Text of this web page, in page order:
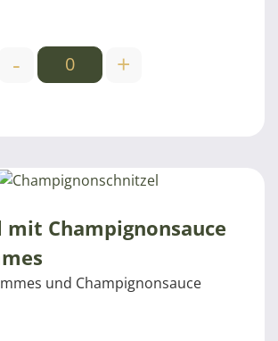
- +
mit Champignonsauce
und Champignonsauce